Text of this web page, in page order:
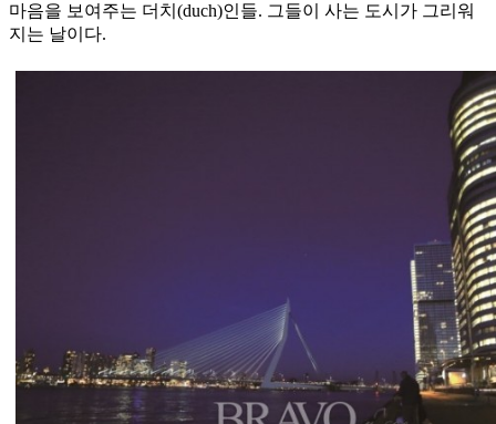
마음을 보여주는 더치(duch)인들. 그들이 사는 도시가 그리워
지는 날이다.